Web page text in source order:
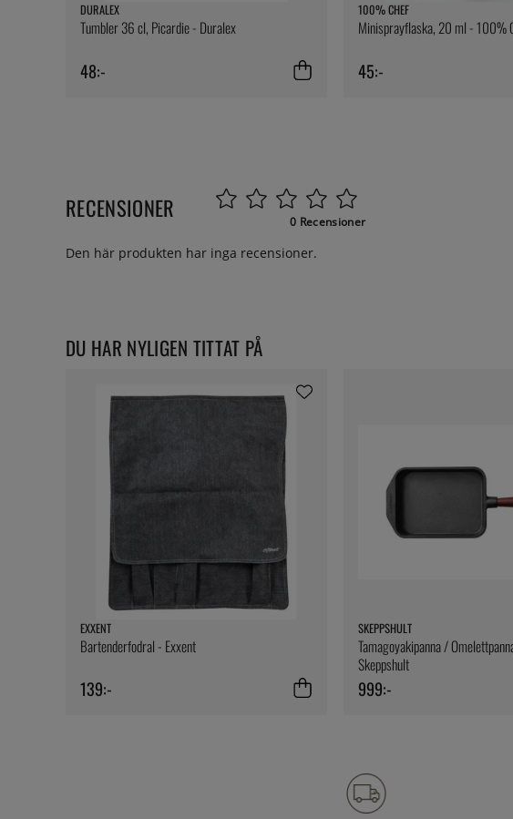
DURALEX
Tumbler 36 cl, Picardie - Duralex
48:-
100% CHEF
Minisprayflaska, 20 ml - 100%
45:-
RECENSIONER 0 Recensioner
Den här produkten har inga recensioner.
DU HAR NYLIGEN TITTAT PÅ
EXXENT
Bartenderfodral - Exxent
139:-
SKEPPSHULT
Tamagoyakipanna /
Skeppshult
999:-